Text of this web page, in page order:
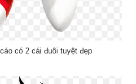
có 2 cái đuôi tuyệt đẹp